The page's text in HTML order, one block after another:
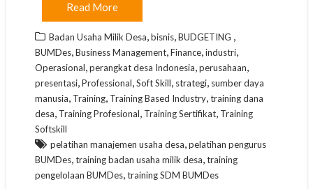
Read More
Badan Usaha Milik Desa,bisnis,BUDGETING ,
BUMDes,Business Management,Finance,industri,
Operasional,perangkat desa Indonesia,perusahaan,
presentasi,Professional,Soft Skill, strategi, sumber daya
manusia, Training, Training Based Industry,training dana
desa, Training Profesional, Training Sertifikat, Training
Softskill
pelatihan manajemen usaha desa,pelatihan pengurus
BUMDes,training badan usaha milik desa,training
pengelolaan BUMDes,training SDM BUMDes